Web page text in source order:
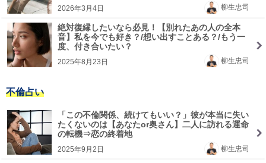
柳生忠司
2026年3月4日
絶対復縁したいなら必見！【別れたあの人の全本
音】私を今でも好き？/想い出すことある？/もう一
度、付き合いたい？
柳生忠司
2025年8月23日
不倫占い
「この不倫関係、続けてもいい？」彼が本当に失い
たくないのは【あなたor奥さん】二人に訪れる運命
の転機⇒恋の終着地
柳生忠司
2025年9月2日